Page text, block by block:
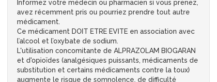
Informez votre médecin ou pharmacien si vous prenez,
avez récemment pris ou pourriez prendre tout autre
médicament.
Ce médicament DOIT ETRE EVITE en association avec
l’alcool et l’oxybate de sodium.
L'utilisation concomitante de ALPRAZOLAM BIOGARAN
et d'opioïdes (analgésiques puissants, médicaments de
substitution et certains médicaments contre la toux)
augmente le risque de somnolence, de difficulté